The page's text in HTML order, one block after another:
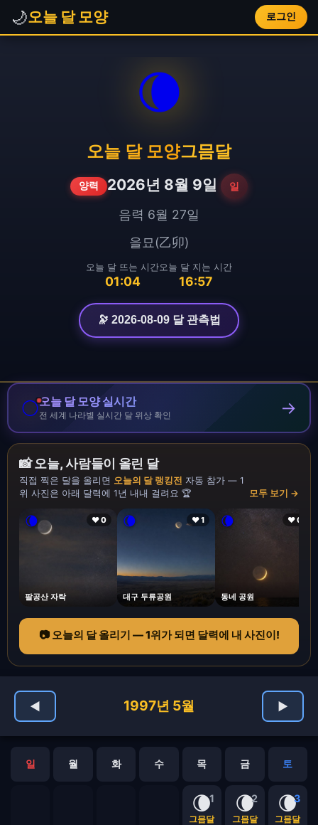
🌙오늘 달 모양 로그인
🌘
오늘 달 모양그믐달
양력 2026년 8월 9일 일
음력 6월 27일
을묘(乙卯)
오늘 달 뜨는 시간
01:04
오늘 달 지는 시간
16:57
🔭 2026-08-09 달 관측법
🌕오늘 달 모양 실시간
전 세계 나라별 실시간 달 위상 확인 →
📸 오늘, 사람들이 올린 달
직접 찍은 달을 올리면 오늘의 달 랭킹전 자동 참가 — 1
위 사진은 아래 달력에 1년 내내 걸려요 🏆
모두 보기 →
🌘 ❤ 0
팔공산 자락
🌘 ❤ 1
대구 두류공원
🌘 ❤ 0
동네 공원
📷 오늘의 달 올리기 — 1위가 되면 달력에 내 사진이!
◀ 1997년 5월 ▶
일 월 화 수 목 금 토
1
🌘
그믐달
2
🌘
그믐달
3
🌘
그믐달